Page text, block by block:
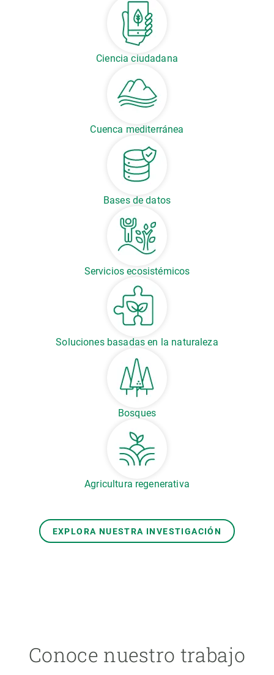
Ciencia ciudadana
Cuenca mediterránea
Bases de datos
Servicios ecosistémicos
Soluciones basadas en la naturaleza
Bosques
Agricultura regenerativa
EXPLORA NUESTRA INVESTIGACIÓN
Conoce nuestro trabajo